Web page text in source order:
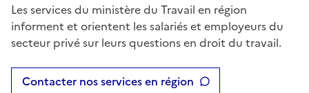
Les services du ministère du Travail en région
informent et orientent les salariés et employeurs du
secteur privé sur leurs questions en droit du travail.
Contacter nos services en région